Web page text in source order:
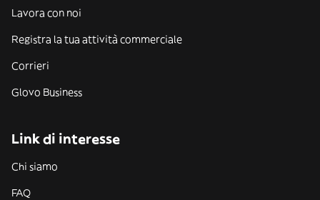
Lavora con noi
Registra la tua attività commerciale
Corrieri
Glovo Business
Link di interesse
Chi siamo
FAQ